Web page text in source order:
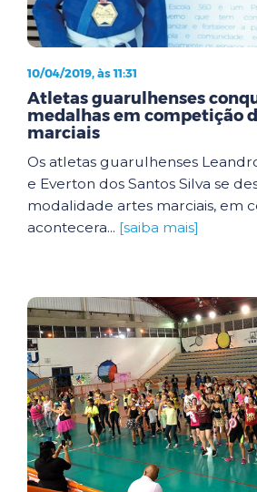
10/04/2019, às 11:31
Atletas guarulhenses
medalhas em competição
marciais
Os atletas guarulhenses
e Everton dos Santos Silva se
modalidade artes marciais, em
acontecera... [saiba mais]